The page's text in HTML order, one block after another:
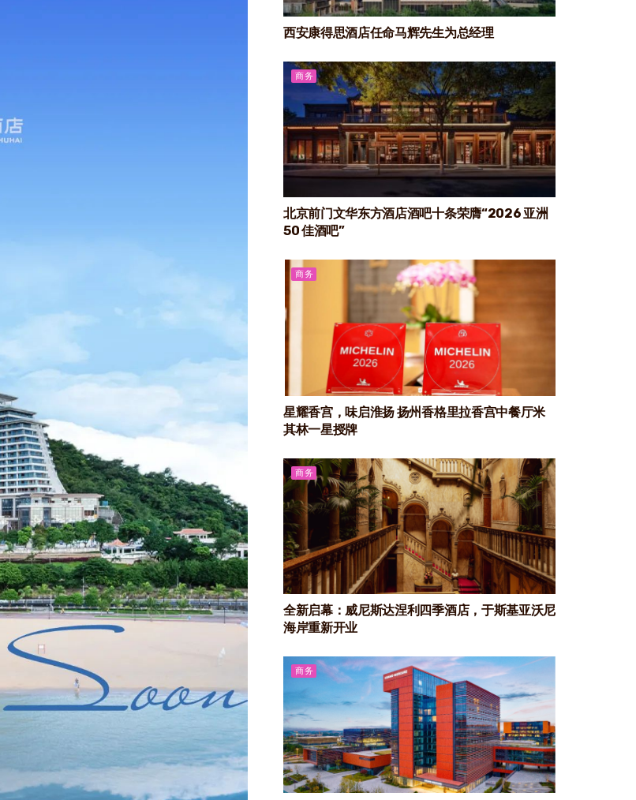
西安康得思酒店任命马辉先生为总经理
商务
北京前门文华东方酒店酒吧十条荣膺“2026 亚洲
50 佳酒吧”
商务
星耀香宫，味启淮扬 扬州香格里拉香宫中餐厅米
其林一星授牌
商务
全新启幕：威尼斯达涅利四季酒店，于斯基亚沃尼
海岸重新开业
商务